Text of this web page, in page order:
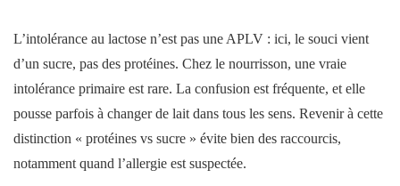
L’intolérance au lactose n’est pas une APLV : ici, le souci vient
d’un sucre, pas des protéines. Chez le nourrisson, une vraie
intolérance primaire est rare. La confusion est fréquente, et elle
pousse parfois à changer de lait dans tous les sens. Revenir à cette
distinction « protéines vs sucre » évite bien des raccourcis,
notamment quand l’allergie est suspectée.